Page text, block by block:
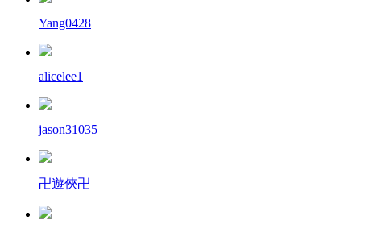
Yang0428
alicelee1
jason31035
卍遊俠卍